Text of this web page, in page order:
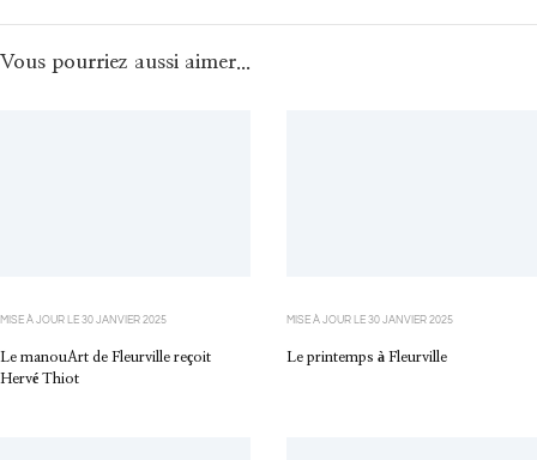
Vous pourriez aussi aimer...
MISE À JOUR LE 30 JANVIER 2025
Le manouArt de Fleurville reçoit
Hervé Thiot
MISE À JOUR LE 30 JANVIER 2025
Le printemps à Fleurville